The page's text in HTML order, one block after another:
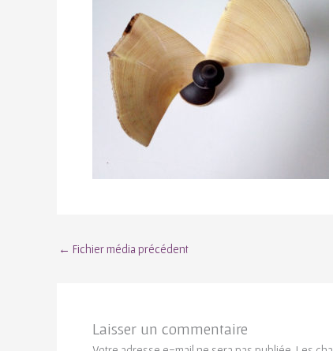
← Fichier média précédent
Laisser un commentaire